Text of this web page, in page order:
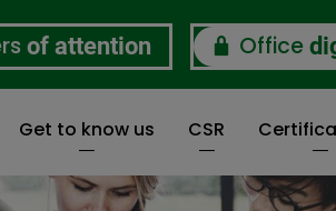
of attention Office
Get to know us CSR